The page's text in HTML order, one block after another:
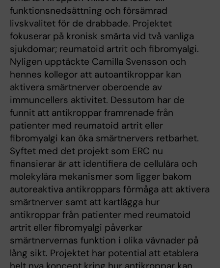
funktionsnedsättning och försämrad
livskvalitet för de drabbade. Projektet
fokuserar på kronisk smärta vid två vanliga
sjukdomar; reumatoid artrit och fibromyalgi.
Nyligen upptäckte Camilla Svensson och
hennes kollegor att autoantikroppar kan
aktivera smärtnerver oberoende av
immuncellers aktivitet. Dessutom har de
funnit att antikroppar framrenade från
patienter med reumatoid artrit eller
fibromyalgi kan öka smärtnervers retbarhet.
Syftet med det projekt som ERC nu
finansierar är att identifiera de cellulära och
molekylära mekanismer som ligger bakom
autoreaktiva antikroppars förmåga att aktivera
smärtnerver samt att kartlägga hur
antikroppar från patienter med reumatoid
artrit eller fibromyalgi påverkar
smärtnervernas funktion i olika vävnader på
lång sikt. Projektet har potential att etablera